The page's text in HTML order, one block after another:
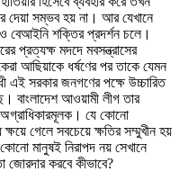
দেয়া সম্ভব হয় না। আর যেখানে
বেআইনি শক্তির প্রদর্শন চলে।
প্রত্যক্ষ মদদে মবসন্ত্রাসের
আছিয়াকে ধর্ষণের পর তাকে যেমন
এই সরকার জনগণের পক্ষে উচ্চারিত
বাংলাদেশ আওয়ামী লীগ তার
অগ্রাধিকারমূলক। যে কোনো
গেলে সবচেয়ে ক্ষতির সম্মুখীন হয়
মানুষই নিরাপদ নয় সেখানে
জোরদার করবে কীভাবে?